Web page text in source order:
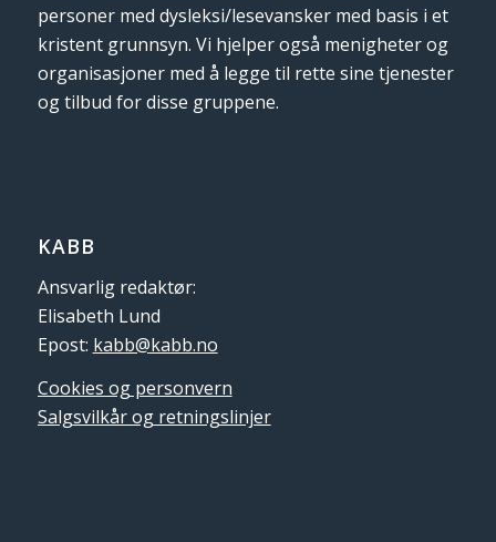
personer med dysleksi/lesevansker med basis i et
kristent grunnsyn. Vi hjelper også menigheter og
organisasjoner med å legge til rette sine tjenester
og tilbud for disse gruppene.
KABB
Ansvarlig redaktør:
Elisabeth Lund
Epost: kabb@kabb.no
Cookies og personvern
Salgsvilkår og retningslinjer